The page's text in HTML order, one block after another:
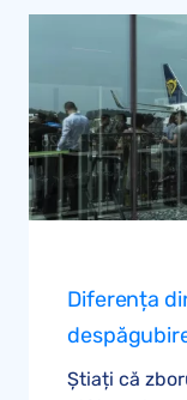
Diferența
Știați că